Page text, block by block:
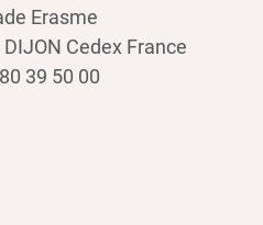
Erasme
Cedex France
39 50 00